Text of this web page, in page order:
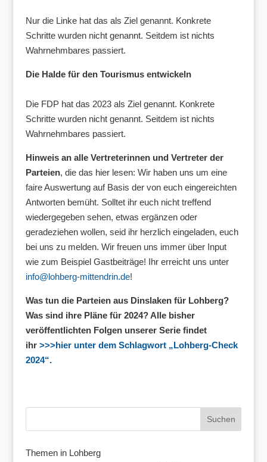
Nur die Linke hat das als Ziel genannt. Konkrete
Schritte wurden nicht genannt. Seitdem ist nichts
Wahrnehmbares passiert.
Die Halde für den Tourismus entwickeln
Die FDP hat das 2023 als Ziel genannt. Konkrete
Schritte wurden nicht genannt. Seitdem ist nichts
Wahrnehmbares passiert.
Hinweis an alle Vertreterinnen und Vertreter der
Parteien, die das hier lesen: Wir haben uns um eine
faire Auswertung auf Basis der von euch eingereichten
Antworten bemüht. Solltet ihr euch nicht treffend
wiedergegeben sehen, etwas ergänzen oder
geradeziehen wollen, seid ihr herzlich eingeladen, euch
bei uns zu melden. Wir freuen uns immer über Input
wie zum Beispiel Gastbeiträge! Ihr erreicht uns unter
info@lohberg-mittendrin.de!
Was tun die Parteien aus Dinslaken für Lohberg?
Was sind ihre Pläne für 2024? Alle bisher
veröffentlichten Folgen unserer Serie findet
ihr >>>hier unter dem Schlagwort „Lohberg-Check
2024“.
Themen in Lohberg